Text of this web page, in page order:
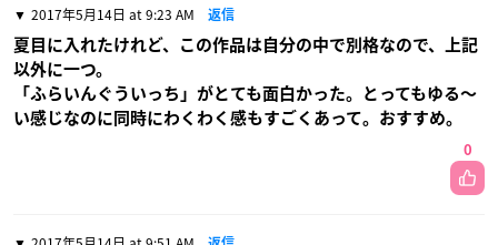
2017年5月14日 at 9:23 AM 返信
夏目に入れたけれど、この作品は自分の中で別格なので、上記
以外に一つ。
「ふらいんぐういっち」がとても面白かった。とってもゆる〜
い感じなのに同時にわくわく感もすごくあって。おすすめ。
0